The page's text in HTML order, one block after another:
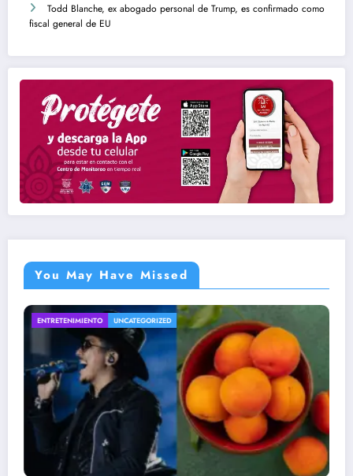
Todd Blanche, ex abogado personal de Trump, es confirmado como
fiscal general de EU
You May Have Missed
INTERNACIONAL UNCATEGORIZED